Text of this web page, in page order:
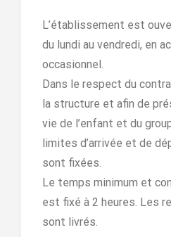
L’établissement est
du lundi au vendredi, en
occasionnel.
Dans le respect du
la structure et afin de
vie de l’enfant et du
limites d’arrivée et de
sont fixées.
Le temps minimum et
est fixé à 2 heures. Les
sont livrés.